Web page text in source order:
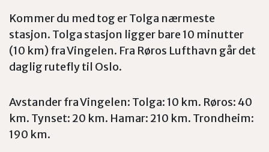
Kommer du med tog er Tolga nærmeste
stasjon. Tolga stasjon ligger bare 10 minutter
(10 km) fra Vingelen. Fra Røros Lufthavn går det
daglig rutefly til Oslo.
Avstander fra Vingelen: Tolga: 10 km. Røros: 40
km. Tynset: 20 km. Hamar: 210 km. Trondheim:
190 km.